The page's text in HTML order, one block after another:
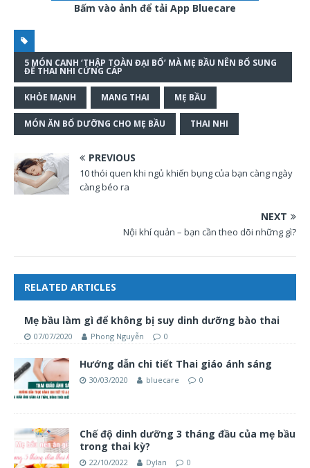
Bấm vào ảnh để tải App Bluecare
5 MÓN CANH ‘THẬP TOÀN ĐẠI BỔ’ MÀ MẸ BẦU NÊN BỔ SUNG
ĐỂ THAI NHI CỨNG CÁP
KHỎE MẠNH MANG THAI MẸ BẦU
MÓN ĂN BỔ DƯỠNG CHO MẸ BẦU THAI NHI
PREVIOUS
10 thói quen khi ngủ khiến bụng của bạn càng ngày
càng béo ra
NEXT
Nội khí quản – bạn cần theo dõi những gì?
RELATED ARTICLES
Mẹ bầu làm gì để không bị suy dinh dưỡng bào thai
07/07/2020 Phong Nguyễn 0
Hướng dẫn chi tiết Thai giáo ánh sáng
30/03/2020 bluecare 0
Chế độ dinh dưỡng 3 tháng đầu của mẹ bầu
trong thai kỳ?
22/10/2022 Dylan 0